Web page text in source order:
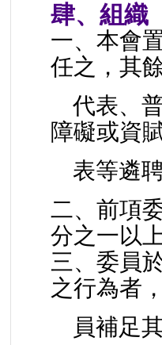
肆、組織
一、 本會
任之，其
代表、
障礙或資
表等遴
二、 前項
分之一以
三、 委員
之行為者
員補足